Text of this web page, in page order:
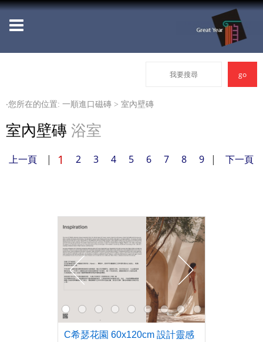
‧您所在的位置: 一順進口磁磚 > 室內壁磚
室內壁磚 浴室
上一頁 | 1 2 3 4 5 6 7 8 9 | 下一頁
C希瑟花園 60x120cm 設計靈感